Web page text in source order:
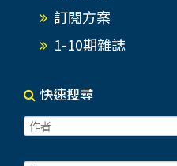
訂閱方案
1-10期雜誌
快速搜尋